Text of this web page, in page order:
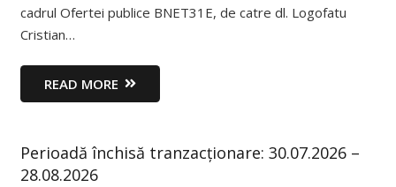
cadrul Ofertei publice BNET31E, de catre dl. Logofatu
Cristian…
READ MORE
Perioadă închisă tranzacționare: 30.07.2026 –
28.08.2026